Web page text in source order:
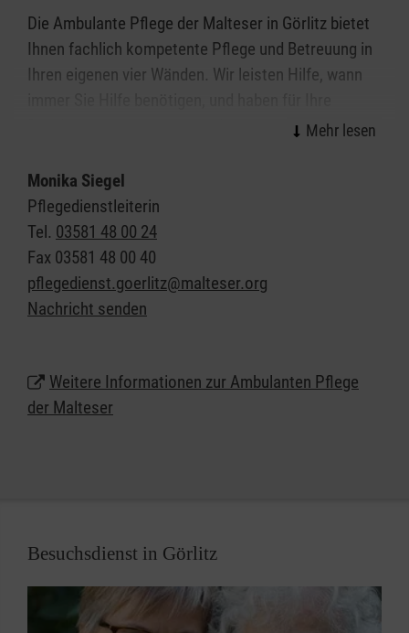
Die Ambulante Pflege der Malteser in Görlitz bietet
Ihnen fachlich kompetente Pflege und Betreuung in
Ihren eigenen vier Wänden. Wir leisten Hilfe, wann
Probleme stets ein offenes Ohr. So tragen wir dazu
Ihrem Zuhause zu ermöglichen.
Das Verhältnis zwischen Patientin oder Patient und
ambulanter Pflege muss in hohem Maße von
Vertrauen geprägt sein. Wir betreuen Sie mit festen
Bezugspersonen, die Sie zu den mit Ihnen
abgestimmten Zeiten zu Hause aufsuchen. Darauf
Monika Siegel
Pflegedienstleiterin
Tel. 03581 48 00 24
Fax 03581 48 00 40
pflegedienst.goerlitz@malteser.org
Nachricht senden
Weitere Informationen zur Ambulanten Pflege
der Malteser
Besuchsdienst in Görlitz